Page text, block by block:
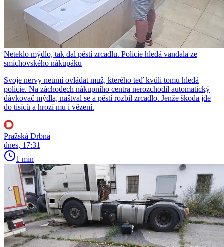
Neteklo mýdlo, tak dal pěstí zrcadlu. Policie hledá vandala ze
smíchovského nákupáku
Svoje nervy neumí ovládat muž, kterého teď kvůli tomu hledá
policie. Na záchodech nákupního centra nerozchodil automatický
dávkovač mýdla, naštval se a pěstí rozbil zrcadlo. Jenže škoda jde
do tisíců a hrozí mu i vězení.
Pražská Drbna
dnes, 17:31
1 min